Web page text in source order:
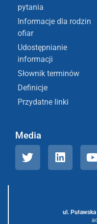
pytania
Informacje dla rodzin
ofiar
Udostępnianie
informacji
Słownik terminów
Definicje
Przydatne linki
Media
ul.